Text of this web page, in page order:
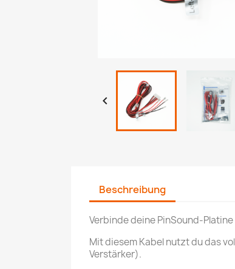

Beschreibung
Verbinde deine PinSound-
Mit diesem Kabel nutzt du das
Verstärker).